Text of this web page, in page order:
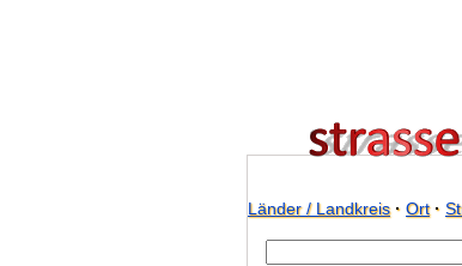
Länder / Landkreis· Ort·